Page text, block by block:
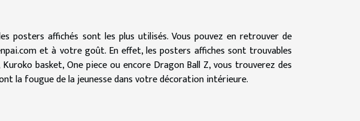
posters affichés sont les plus utilisés. Vous pouvez en retrouver de
et à votre goût. En effet, les posters affiches sont trouvables
basket, One piece ou encore Dragon Ball Z, vous trouverez des
la fougue de la jeunesse dans votre décoration intérieure.